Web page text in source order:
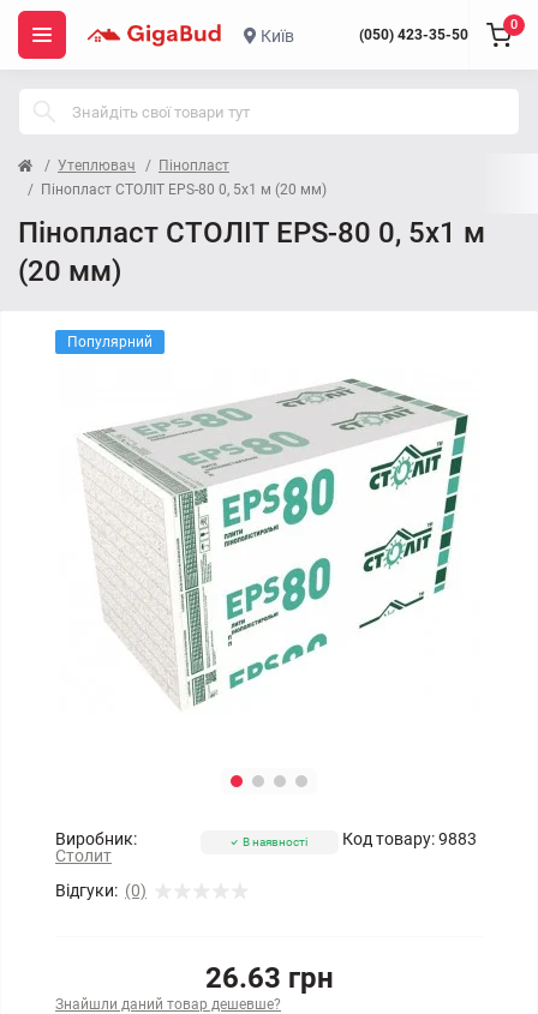
Київ (050) 423-35-50
0
Утеплювач
Пінопласт
Пінопласт СТОЛІТ EPS-80 0, 5х1 м (20 мм)
Пінопласт СТОЛІТ EPS-80 0, 5х1 м
(20 мм)
Популярний
Виробник:
Столит
Код товару: 9883
Відгуки: (0)
В наявності
26.63 грн
Знайшли даний товар дешевше?